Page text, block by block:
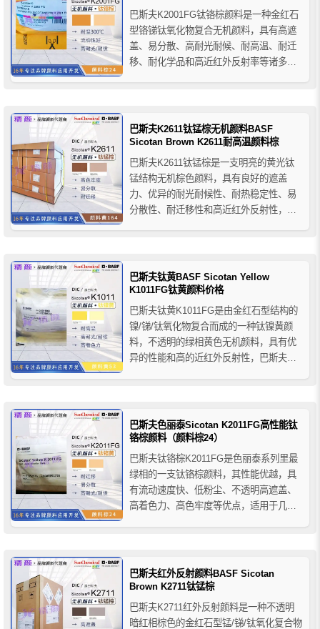
巴斯夫K2001FG钛铬棕颜料是一种金红石
型铬锑钛氧化物复合无机颜料，具有高遮
盖、易分散、高耐光耐候、耐高温、耐迁
移、耐化学品和高近红外反射率等诸多优
快速且低粉尘的优点，主要用于塑料行业
着色。
巴斯夫K2611钛锰棕无机颜料BASF
Sicotan Brown K2611耐高温颜料棕
巴斯夫K2611钛锰棕是一支明亮的黄光钛
锰结构无机棕色颜料，具有良好的遮盖
力、优异的耐光耐候性、耐热稳定性、易
分散性、耐迁移性和高近红外反射性，可
合无机颜料，特别推荐用于PVC聚氯乙烯
的户外用途。
巴斯夫钛黄BASF Sicotan Yellow
K1011FG钛黄颜料价格
巴斯夫钛黄K1011FG是由金红石型结构的
镍/锑/钛氧化物复合而成的一种钛镍黄颜
料，不透明的绿相黄色无机颜料，具有优
异的性能和高的近红外反射性，巴斯夫
能，在高密度聚乙烯HDPE注塑成型中不
翘曲，适合用于需要...
巴斯夫色丽泰Sicotan K2011FG高性能钛
铬棕颜料（颜料棕24）
巴斯夫钛铬棕K2011FG是色丽泰系列里最
绿相的一支钛铬棕颜料，其性能优越，具
有流动速度快、低粉尘、不透明高遮盖、
高着色力、高色牢度等优点，适用于几乎
巴斯夫红外反射颜料BASF Sicotan
Brown K2711钛锰棕
巴斯夫K2711红外反射颜料是一种不透明
暗红相棕色的金红石型锰/锑/钛氧化复合物